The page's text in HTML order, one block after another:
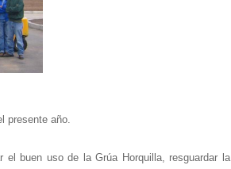
presente año.
buen uso de la Grúa Horquilla, resguardar la